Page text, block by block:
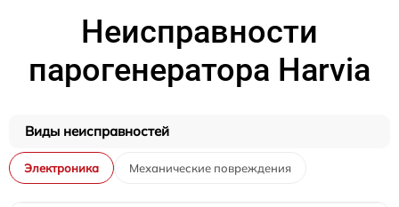
Неисправности
парогенератора Harvia
Виды неисправностей
Электроника Механические повреждения